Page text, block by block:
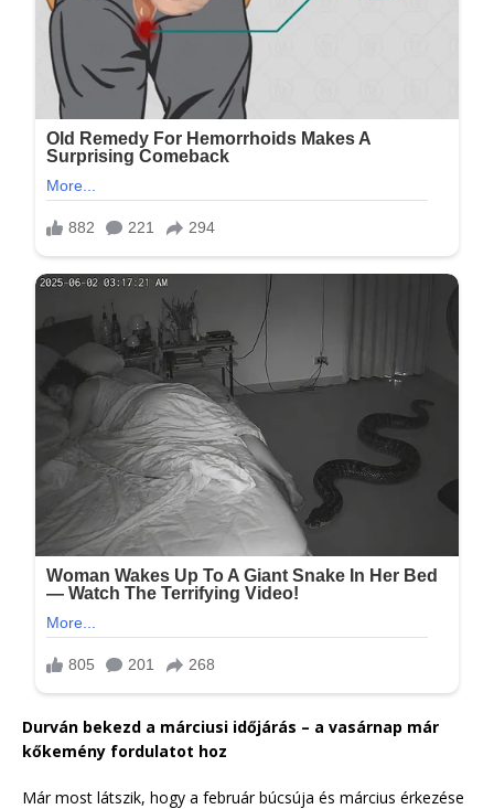
Durván bekezd a márciusi időjárás – a vasárnap már
kőkemény fordulatot hoz
Már most látszik, hogy a február búcsúja és március érkezése